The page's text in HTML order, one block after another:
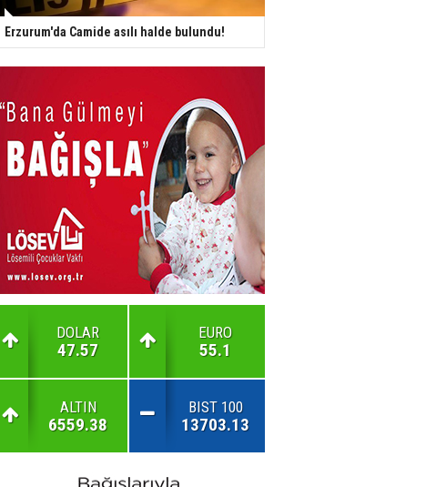
Erzurum'da Camide asılı halde bulundu!
DOLAR
47.57
EURO
55.1
ALTIN
6559.38
BIST 100
13703.13